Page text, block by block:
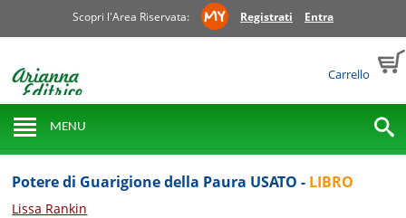
Scopri l'Area Riservata: Registrati Entra
Carrello
MENU
Potere di Guarigione della Paura USATO - LIBRO
Lissa Rankin